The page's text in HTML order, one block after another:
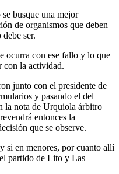
busque una mejor
de organismos que deben
ser.
ocurra con ese fallo y lo que
con la actividad.
junto con el presidente de
y pasando el del
la nota de Urquiola árbitro
entonces la
que se observe.
si en menores, por cuanto allí
partido de Lito y Las